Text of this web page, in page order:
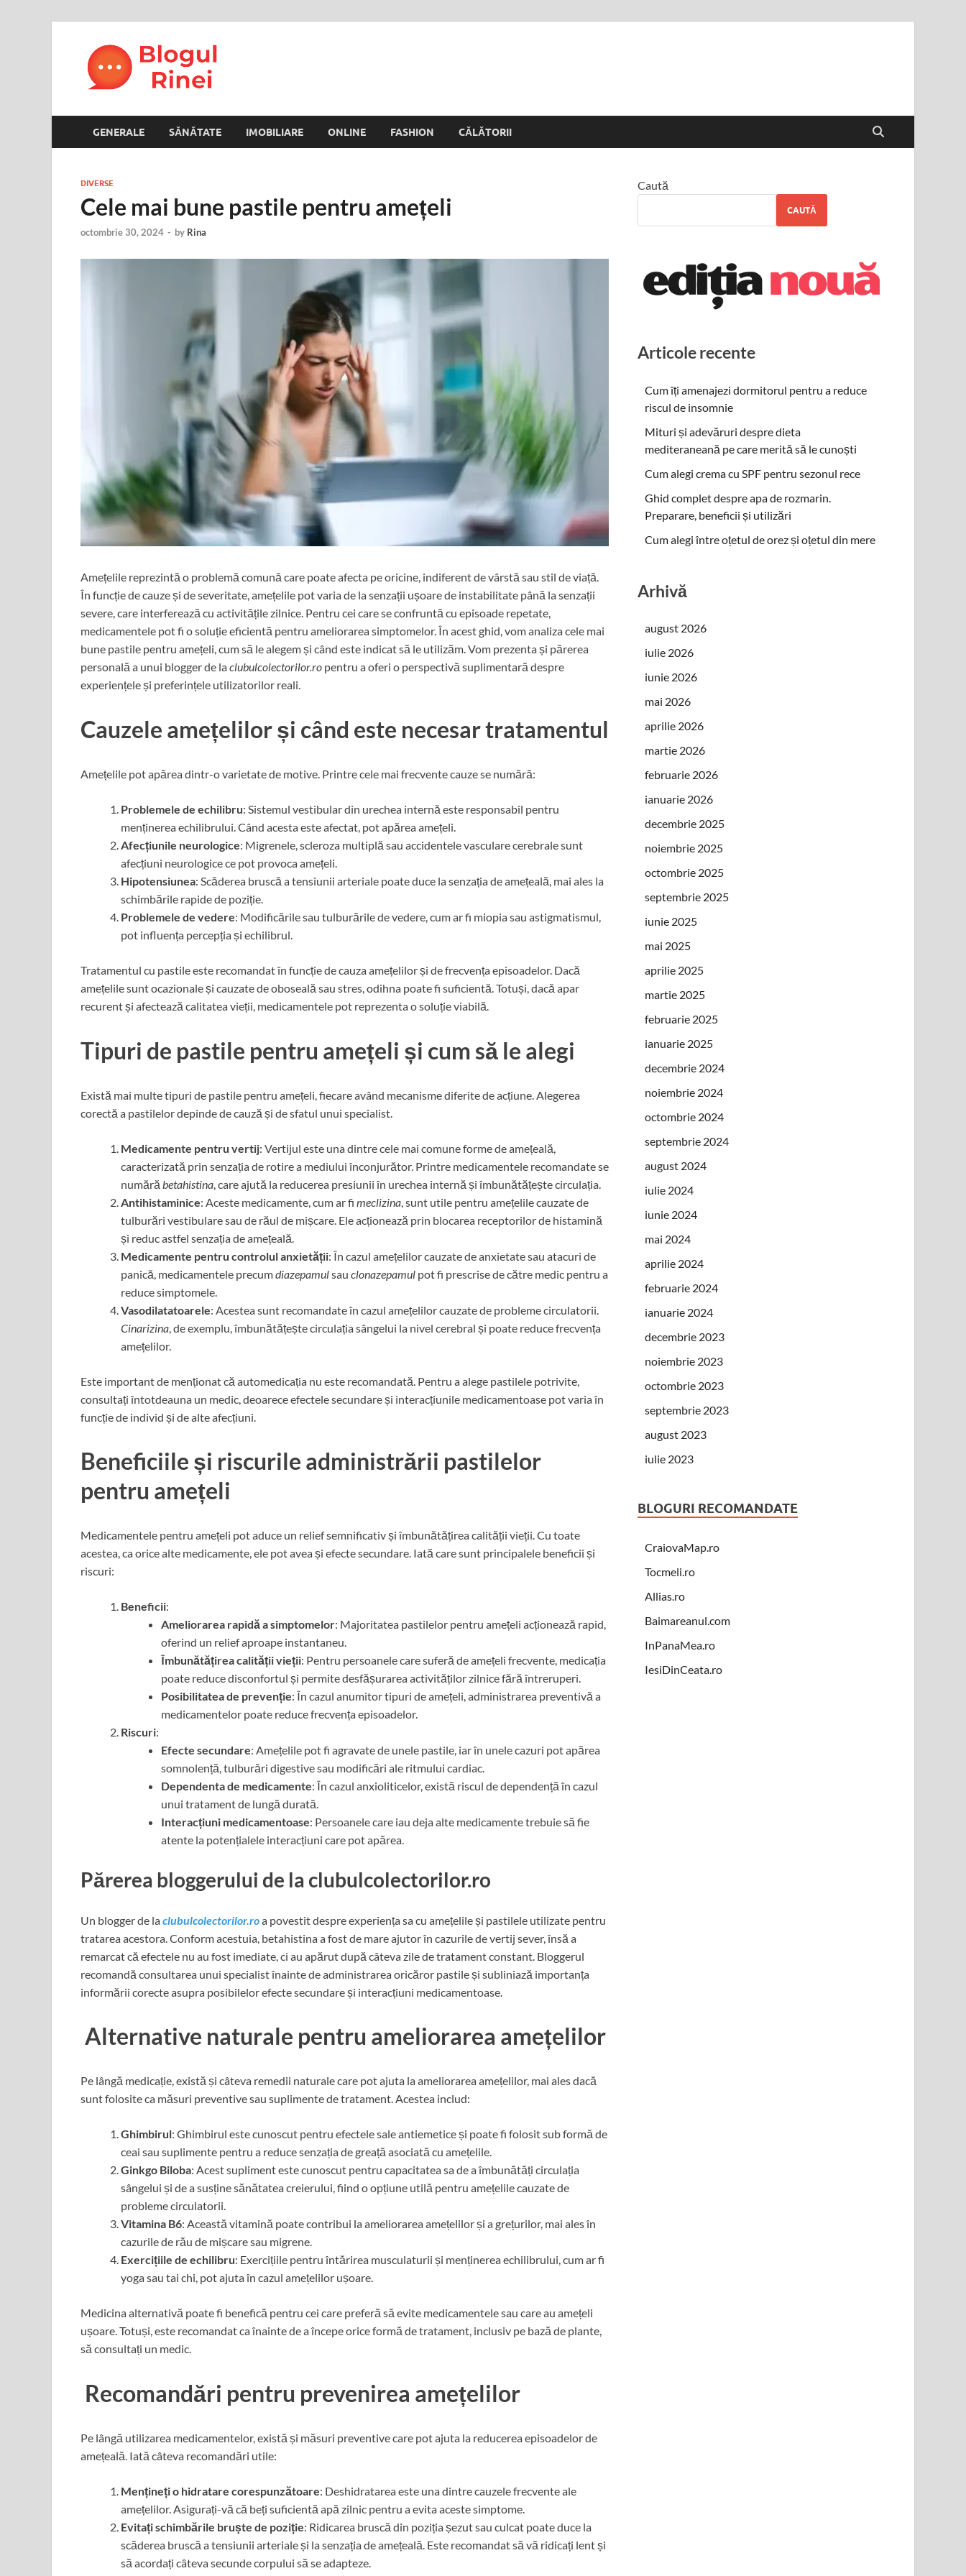
GENERALE SĂNĂTATE IMOBILIARE ONLINE FASHION CĂLĂTORII
DIVERSE
Cele mai bune pastile pentru amețeli
octombrie 30, 2024 - by Rina
Amețelile reprezintă o problemă comună care poate afecta pe oricine, indiferent de vârstă sau stil de viață.
În funcție de cauze și de severitate, amețelile pot varia de la senzații ușoare de instabilitate până la senzații
severe, care interferează cu activitățile zilnice. Pentru cei care se confruntă cu episoade repetate,
medicamentele pot fi o soluție eficientă pentru ameliorarea simptomelor. În acest ghid, vom analiza cele mai
bune pastile pentru amețeli, cum să le alegem și când este indicat să le utilizăm. Vom prezenta și părerea
personală a unui blogger de laclubulcolectorilor.ro pentru a oferi o perspectivă suplimentară despre
experiențele și preferințele utilizatorilor reali.
Cauzele amețelilor și când este necesar tratamentul
Amețelile pot apărea dintr-o varietate de motive. Printre cele mai frecvente cauze se numără:
Problemele de echilibru: Sistemul vestibular din urechea internă este responsabil pentru
menținerea echilibrului. Când acesta este afectat, pot apărea amețeli.
Afecțiunile neurologice: Migrenele, scleroza multiplă sau accidentele vasculare cerebrale sunt
afecțiuni neurologice ce pot provoca amețeli.
Hipotensiunea: Scăderea bruscă a tensiunii arteriale poate duce la senzația de amețeală, mai ales la
schimbările rapide de poziție.
Problemele de vedere: Modificările sau tulburările de vedere, cum ar fi miopia sau astigmatismul,
pot influența percepția și echilibrul.
Tratamentul cu pastile este recomandat în funcție de cauza amețelilor și de frecvența episoadelor. Dacă
amețelile sunt ocazionale și cauzate de oboseală sau stres, odihna poate fi suficientă. Totuși, dacă apar
recurent și afectează calitatea vieții, medicamentele pot reprezenta o soluție viabilă.
Tipuri de pastile pentru amețeli și cum să le alegi
Există mai multe tipuri de pastile pentru amețeli, fiecare având mecanisme diferite de acțiune. Alegerea
corectă a pastilelor depinde de cauză și de sfatul unui specialist.
Medicamente pentru vertij: Vertijul este una dintre cele mai comune forme de amețeală,
caracterizată prin senzația de rotire a mediului înconjurător. Printre medicamentele recomandate se
numără betahistina , care ajută la reducerea presiunii în urechea internă și îmbunătățește circulația.
Antihistaminice: Aceste medicamente, cum ar fi meclizina , sunt utile pentru amețelile cauzate de
tulburări vestibulare sau de răul de mișcare. Ele acționează prin blocarea receptorilor de histamină
și reduc astfel senzația de amețeală.
Medicamente pentru controlul anxietății: În cazul amețelilor cauzate de anxietate sau atacuri de
panică, medicamentele precumdiazepamulsau clonazepamul pot fi prescrise de către medic pentru a
reduce simptomele.
Vasodilatatoarele: Acestea sunt recomandate în cazul amețelilor cauzate de probleme circulatorii.
Cinarizina , de exemplu, îmbunătățește circulația sângelui la nivel cerebral și poate reduce frecvența
amețelilor.
Este important de menționat că automedicația nu este recomandată. Pentru a alege pastilele potrivite,
consultați întotdeauna un medic, deoarece efectele secundare și interacțiunile medicamentoase pot varia în
funcție de individ și de alte afecțiuni.
Beneficiile și riscurile administrării pastilelor
pentru amețeli
Medicamentele pentru amețeli pot aduce un relief semnificativ și îmbunătățirea calității vieții. Cu toate
acestea, ca orice alte medicamente, ele pot avea și efecte secundare. Iată care sunt principalele beneficii și
riscuri:
Beneficii:
Ameliorarea rapidă a simptomelor: Majoritatea pastilelor pentru amețeli acționează rapid,
oferind un relief aproape instantaneu.
Îmbunătățirea calității vieții: Pentru persoanele care suferă de amețeli frecvente, medicația
poate reduce disconfortul și permite desfășurarea activităților zilnice fără întreruperi.
Posibilitatea de prevenție: În cazul anumitor tipuri de amețeli, administrarea preventivă a
medicamentelor poate reduce frecvența episoadelor.
Riscuri:
Efecte secundare: Amețelile pot fi agravate de unele pastile, iar în unele cazuri pot apărea
somnolență, tulburări digestive sau modificări ale ritmului cardiac.
Dependenta de medicamente: În cazul anxioliticelor, există riscul de dependență în cazul
unui tratament de lungă durată.
Interacțiuni medicamentoase: Persoanele care iau deja alte medicamente trebuie să fie
atente la potențialele interacțiuni care pot apărea.
Părerea bloggerului de la clubulcolectorilor.ro
Un blogger de laclubulcolectorilor.roa povestit despre experiența sa cu amețelile și pastilele utilizate pentru
tratarea acestora. Conform acestuia, betahistina a fost de mare ajutor în cazurile de vertij sever, însă a
remarcat că efectele nu au fost imediate, ci au apărut după câteva zile de tratament constant. Bloggerul
recomandă consultarea unui specialist înainte de administrarea oricăror pastile și subliniază importanța
informării corecte asupra posibilelor efecte secundare și interacțiuni medicamentoase.
Alternative naturale pentru ameliorarea amețelilor
Pe lângă medicație, există și câteva remedii naturale care pot ajuta la ameliorarea amețelilor, mai ales dacă
sunt folosite ca măsuri preventive sau suplimente de tratament. Acestea includ:
Ghimbirul: Ghimbirul este cunoscut pentru efectele sale antiemetice și poate fi folosit sub formă de
ceai sau suplimente pentru a reduce senzația de greață asociată cu amețelile.
Ginkgo Biloba: Acest supliment este cunoscut pentru capacitatea sa de a îmbunătăți circulația
sângelui și de a susține sănătatea creierului, fiind o opțiune utilă pentru amețelile cauzate de
probleme circulatorii.
Vitamina B6: Această vitamină poate contribui la ameliorarea amețelilor și a grețurilor, mai ales în
cazurile de rău de mișcare sau migrene.
Exercițiile de echilibru: Exercițiile pentru întărirea musculaturii și menținerea echilibrului, cum ar fi
yoga sau tai chi, pot ajuta în cazul amețelilor ușoare.
Medicina alternativă poate fi benefică pentru cei care preferă să evite medicamentele sau care au amețeli
ușoare. Totuși, este recomandat ca înainte de a începe orice formă de tratament, inclusiv pe bază de plante,
să consultați un medic.
Recomandări pentru prevenirea amețelilor
Pe lângă utilizarea medicamentelor, există și măsuri preventive care pot ajuta la reducerea episoadelor de
amețeală. Iată câteva recomandări utile:
Mențineți o hidratare corespunzătoare: Deshidratarea este una dintre cauzele frecvente ale
amețelilor. Asigurați-vă că beți suficientă apă zilnic pentru a evita aceste simptome.
Evitați schimbările bruște de poziție: Ridicarea bruscă din poziția șezut sau culcat poate duce la
scăderea bruscă a tensiunii arteriale și la senzația de amețeală. Este recomandat să vă ridicați lent și
să acordați câteva secunde corpului să se adapteze.
Caută
CAUTĂ
Articole recente
Cum îți amenajezi dormitorul pentru a reduce
riscul de insomnie
Mituri și adevăruri despre dieta
mediteraneană pe care merită să le cunoști
Cum alegi crema cu SPF pentru sezonul rece
Ghid complet despre apa de rozmarin.
Preparare, beneficii și utilizări
Cum alegi între oțetul de orez și oțetul din mere
Arhivă
august 2026
iulie 2026
iunie 2026
mai 2026
aprilie 2026
martie 2026
februarie 2026
ianuarie 2026
decembrie 2025
noiembrie 2025
octombrie 2025
septembrie 2025
iunie 2025
mai 2025
aprilie 2025
martie 2025
februarie 2025
ianuarie 2025
decembrie 2024
noiembrie 2024
octombrie 2024
septembrie 2024
august 2024
iulie 2024
iunie 2024
mai 2024
aprilie 2024
februarie 2024
ianuarie 2024
decembrie 2023
noiembrie 2023
octombrie 2023
septembrie 2023
august 2023
iulie 2023
BLOGURI RECOMANDATE
CraiovaMap.ro
Tocmeli.ro
Allias.ro
Baimareanul.com
InPanaMea.ro
IesiDinCeata.ro